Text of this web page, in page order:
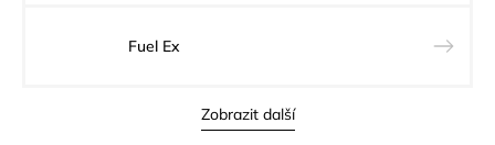
Fuel Ex
Zobrazit další